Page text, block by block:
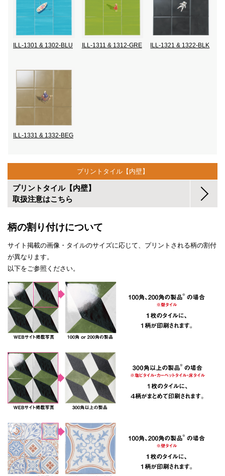
ILL-1301 & 1302-BLU ILL-1311 & 1312-GRE ILL-1321 & 1322-BLK
ILL-1331 & 1332-BEG
プリントタイル【内壁】
プリントタイル【内壁】
取扱注意はこちら
柄の割り付けについて
サイト掲載の画像・タイルのサイズに応じて、プリントされる柄の割付
が異なります。
以下をご参照ください。